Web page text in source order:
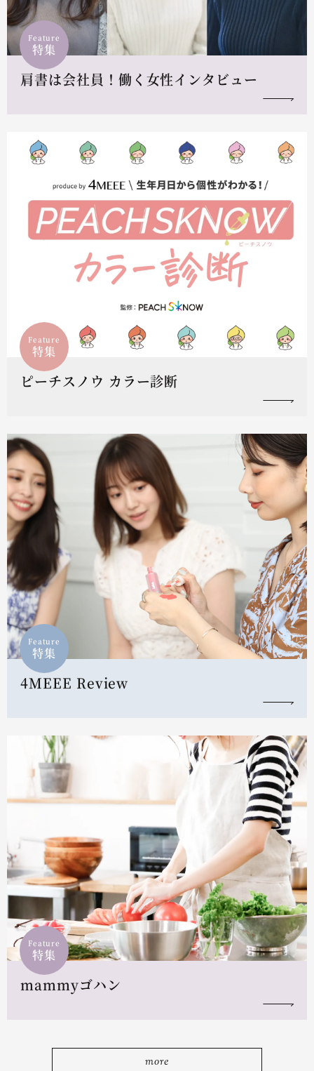
Feature
特集
肩書は会社員！働く女性インタビュー
Feature
特集
ピーチスノウ カラー診断
Feature
特集
4MEEE Review
Feature
特集
mammyゴハン
more